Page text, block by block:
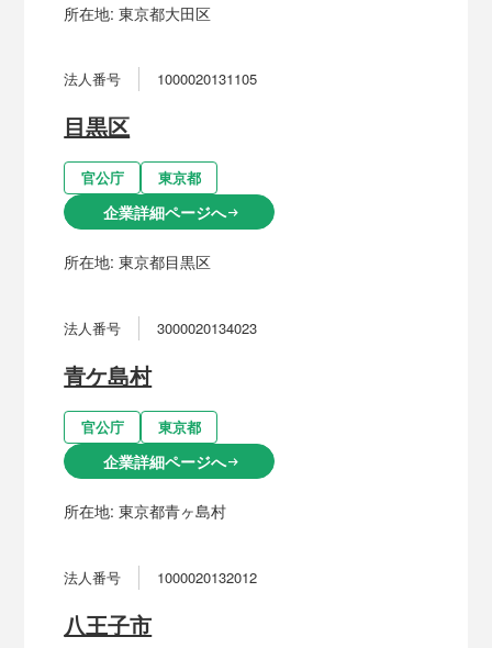
所在地:東京都大田区
法人番号 1000020131105
目黒区
官公庁 東京都
企業詳細ページへarrow_right_alt
所在地:東京都目黒区
法人番号 3000020134023
青ケ島村
官公庁 東京都
企業詳細ページへarrow_right_alt
所在地:東京都青ヶ島村
法人番号 1000020132012
八王子市